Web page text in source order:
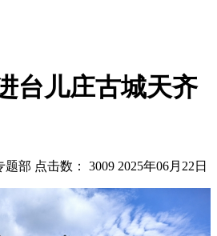
台儿庄古城天齐
题部 点击数： 3009 2025年06月22日